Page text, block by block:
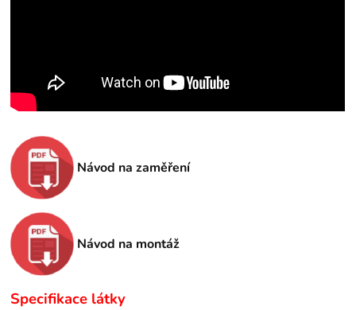
Návod na zaměření
Návod na montáž
Specifikace látky